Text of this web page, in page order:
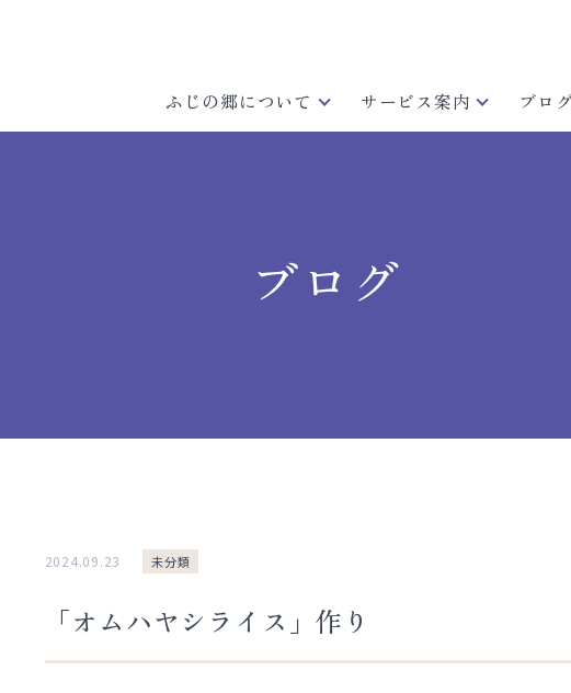
ふじの郷について サービス案内 ブロ
ブログ
2024.09.23 未分類
「オムハヤシライス」作り